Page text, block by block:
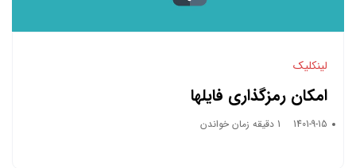
لینکلیک
امکان رمزگذاری فایلها
1401-9-15 1 دقیقه زمان خواندن